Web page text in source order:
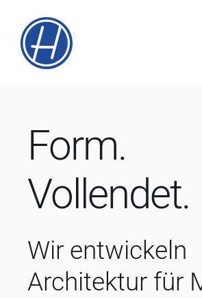
Inhalt
springen
Form.
Vollendet.
Wir entwickeln
Architektur für